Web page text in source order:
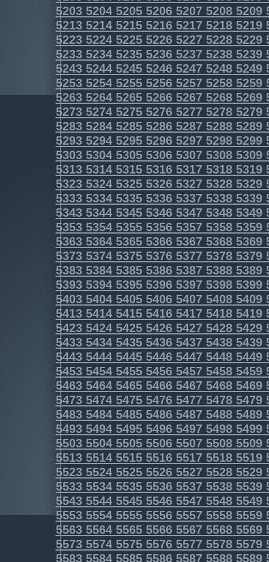
5203520452055206520752085209
5213521452155216521752185219
5223522452255226522752285229
5233523452355236523752385239
5243524452455246524752485249
5253525452555256525752585259
5263526452655266526752685269
5273527452755276527752785279
5283528452855286528752885289
5293529452955296529752985299
5303530453055306530753085309
5313531453155316531753185319
5323532453255326532753285329
5333533453355336533753385339
5343534453455346534753485349
5353535453555356535753585359
5363536453655366536753685369
5373537453755376537753785379
5383538453855386538753885389
5393539453955396539753985399
5403540454055406540754085409
5413541454155416541754185419
5423542454255426542754285429
5433543454355436543754385439
5443544454455446544754485449
5453545454555456545754585459
5463546454655466546754685469
5473547454755476547754785479
5483548454855486548754885489
5493549454955496549754985499
5503550455055506550755085509
5513551455155516551755185519
5523552455255526552755285529
5533553455355536553755385539
5543554455455546554755485549
5553555455555556555755585559
5563556455655566556755685569
5573557455755576557755785579
5583558455855586558755885589